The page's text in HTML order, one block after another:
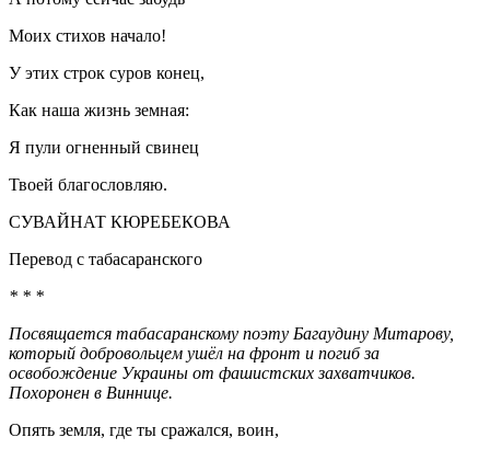
Моих стихов начало!
У этих строк суров конец,
Как наша жизнь земная:
Я пули огненный свинец
Твоей благословляю.
СУВАЙНАТ КЮРЕБЕКОВА
Перевод с табасаранского
* * *
Посвящается табасаранскому поэту Багаудину Митарову,
который добровольцем ушёл на фронт и погиб за
освобождение Украины от фашистских захватчиков.
Похоронен в Виннице.
Опять земля, где ты сражался, воин,